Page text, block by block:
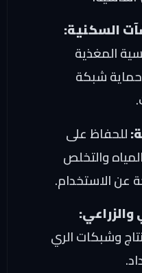
السكنية:
المغذية
شبكة
للحفاظ على
والتخلص
عن الاستخدام.
وشبكات الري